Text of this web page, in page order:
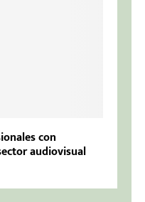
con
audiovisual